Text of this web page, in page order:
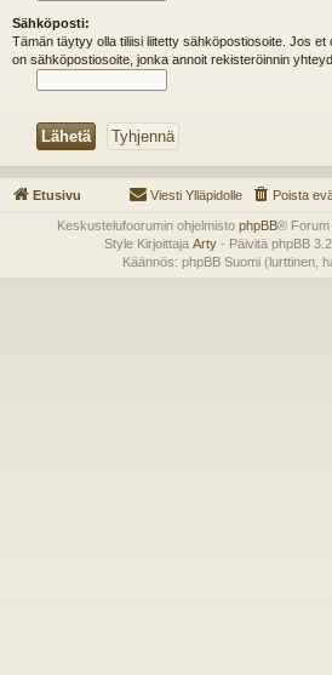
ee
Sähköposti:
Tämän täytyy olla tiliisi liitetty sähköpostiosoite. Jos et
on sähköpostiosoite, jonka annoit rekisteröinnin
Etusivu Poista
Viesti Ylläpidolle
Keskustelufoorumin ohjelmisto phpBB® Forum
Style Kirjoittaja Arty- Päivitä phpBB
Käännös: phpBB Suomi (lurttinen,